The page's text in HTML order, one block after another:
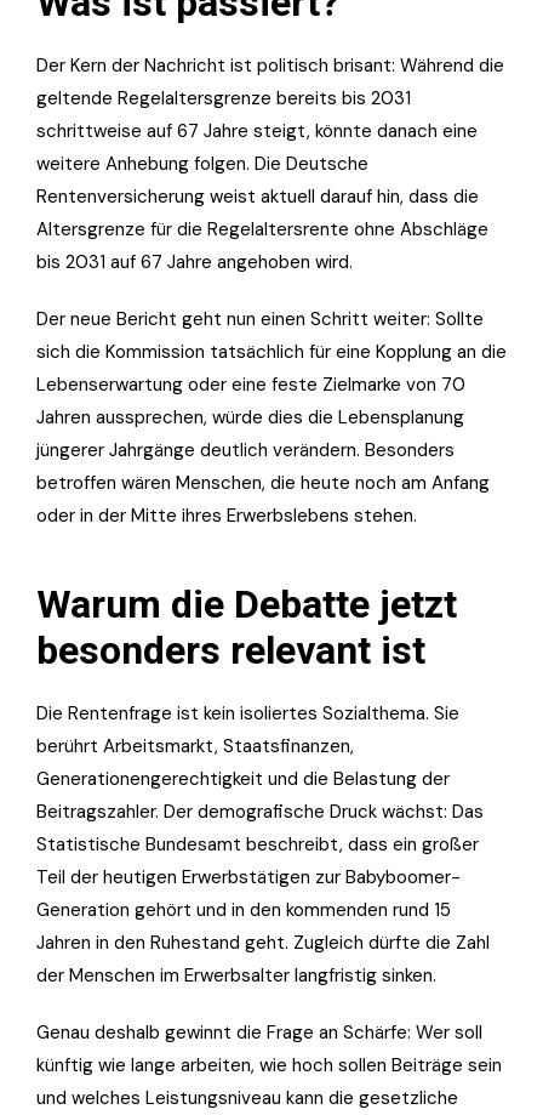
Der Kern der Nachricht ist politisch brisant: Während die
geltende Regelaltersgrenze bereits bis 2031
schrittweise auf 67 Jahre steigt, könnte danach eine
weitere Anhebung folgen. Die Deutsche
Rentenversicherung weist aktuell darauf hin, dass die
Altersgrenze für die Regelaltersrente ohne Abschläge
bis 2031 auf 67 Jahre angehoben wird.
Der neue Bericht geht nun einen Schritt weiter: Sollte
sich die Kommission tatsächlich für eine Kopplung an die
Lebenserwartung oder eine feste Zielmarke von 70
Jahren aussprechen, würde dies die Lebensplanung
jüngerer Jahrgänge deutlich verändern. Besonders
betroffen wären Menschen, die heute noch am Anfang
oder in der Mitte ihres Erwerbslebens stehen.
Warum die Debatte jetzt
besonders relevant ist
Die Rentenfrage ist kein isoliertes Sozialthema. Sie
berührt Arbeitsmarkt, Staatsfinanzen,
Generationengerechtigkeit und die Belastung der
Beitragszahler. Der demografische Druck wächst: Das
Statistische Bundesamt beschreibt, dass ein großer
Teil der heutigen Erwerbstätigen zur Babyboomer-
Generation gehört und in den kommenden rund 15
Jahren in den Ruhestand geht. Zugleich dürfte die Zahl
der Menschen im Erwerbsalter langfristig sinken.
Genau deshalb gewinnt die Frage an Schärfe: Wer soll
künftig wie lange arbeiten, wie hoch sollen Beiträge sein
und welches Leistungsniveau kann die gesetzliche